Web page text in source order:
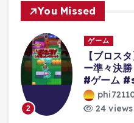
You Missed
ゲーム
【クレー
にもモン
ルトも
【黒ひげ